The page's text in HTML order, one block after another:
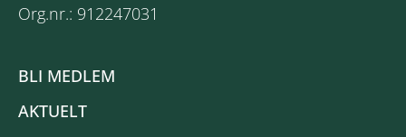
Org.nr.: 912247031
BLI MEDLEM
AKTUELT